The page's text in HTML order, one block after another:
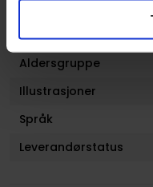
(dd.mm.yyyy)
Aldersgruppe
Illustrasjoner
Språk
Leverandørstatus